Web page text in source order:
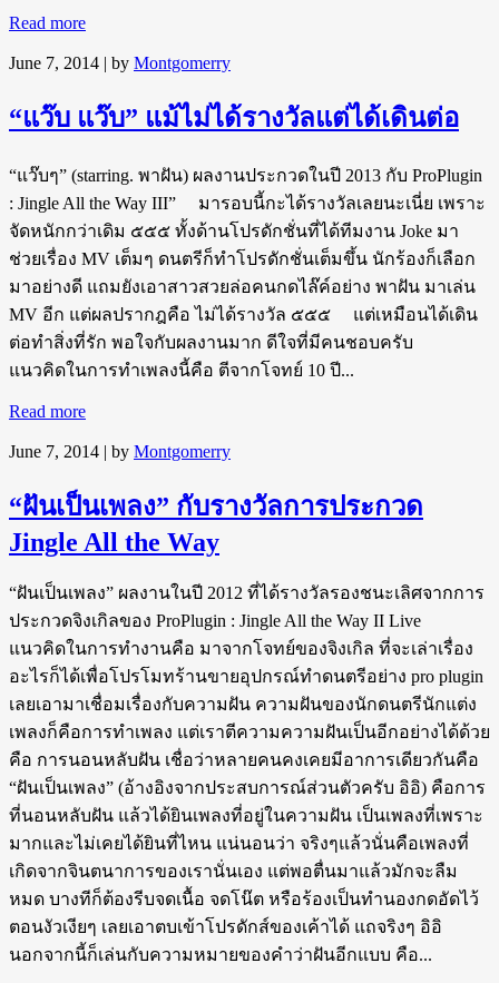
Read more
June 7, 2014 | by Montgomerry
“แว๊บ แว๊บ” แม้ไม่ได้รางวัลแต่ได้เดินต่อ
“แว๊บๆ” (starring. พาฝัน) ผลงานประกวดในปี 2013 กับ ProPlugin
: Jingle All the Way III” มารอบนี้กะได้รางวัลเลยนะเนี่ย เพราะ
จัดหนักกว่าเดิม ๕๕๕ ทั้งด้านโปรดักชั่นที่ได้ทีมงาน Joke มา
ช่วยเรื่อง MV เต็มๆ ดนตรีก็ทำโปรดักชั่นเต็มขึ้น นักร้องก็เลือก
มาอย่างดี แถมยังเอาสาวสวยล่อคนกดไล๊ค์อย่าง พาฝัน มาเล่น
MV อีก แต่ผลปรากฎคือ ไม่ได้รางวัล ๕๕๕ แต่เหมือนได้เดิน
ต่อทำสิ่งที่รัก พอใจกับผลงานมาก ดีใจที่มีคนชอบครับ
แนวคิดในการทำเพลงนี้คือ ตีจากโจทย์ 10 ปี...
Read more
June 7, 2014 | by Montgomerry
“ฝันเป็นเพลง” กับรางวัลการประกวด
Jingle All the Way
“ฝันเป็นเพลง” ผลงานในปี 2012 ที่ได้รางวัลรองชนะเลิศจากการ
ประกวดจิงเกิลของ ProPlugin : Jingle All the Way II Live
แนวคิดในการทำงานคือ มาจากโจทย์ของจิงเกิล ที่จะเล่าเรื่อง
อะไรก็ได้เพื่อโปรโมทร้านขายอุปกรณ์ทำดนตรีอย่าง pro plugin
เลยเอามาเชื่อมเรื่องกับความฝัน ความฝันของนักดนตรีนักแต่ง
เพลงก็คือการทำเพลง แต่เราตีความความฝันเป็นอีกอย่างได้ด้วย
คือ การนอนหลับฝัน เชื่อว่าหลายคนคงเคยมีอาการเดียวกันคือ
“ฝันเป็นเพลง” (อ้างอิงจากประสบการณ์ส่วนตัวครับ อิอิ) คือการ
ที่นอนหลับฝัน แล้วได้ยินเพลงที่อยู่ในความฝัน เป็นเพลงที่เพราะ
มากและไม่เคยได้ยินที่ไหน แน่นอนว่า จริงๆแล้วนั่นคือเพลงที่
เกิดจากจินตนาการของเรานั่นเอง แต่พอตื่นมาแล้วมักจะลืม
หมด บางทีก็ต้องรีบจดเนื้อ จดโน๊ต หรือร้องเป็นทำนองกดอัดไว้
ตอนงัวเงียๆ เลยเอาตบเข้าโปรดักส์ของเค้าได้ แถจริงๆ อิอิ
นอกจากนี้ก็เล่นกับความหมายของคำว่าฝันอีกแบบ คือ...